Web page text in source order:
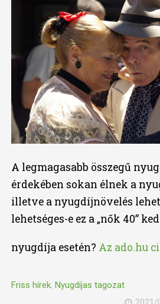
A legmagasabb összegű
érdekében sokan élnek a
illetve a nyugdíjnövelés
lehetséges-e ez a „nők 40”
nyugdíja esetén? Az ado.hu
Friss hírek, Nyugdíjas tagozat